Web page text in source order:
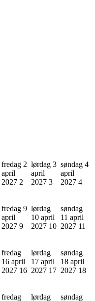
fredag 2
april
2027 2
lørdag 3
april
2027 3
søndag 4
april
2027 4
fredag 9
april
2027 9
lørdag
10 april
2027 10
søndag
11 april
2027 11
fredag
16 april
2027 16
lørdag
17 april
2027 17
søndag
18 april
2027 18
fredag lørdag søndag